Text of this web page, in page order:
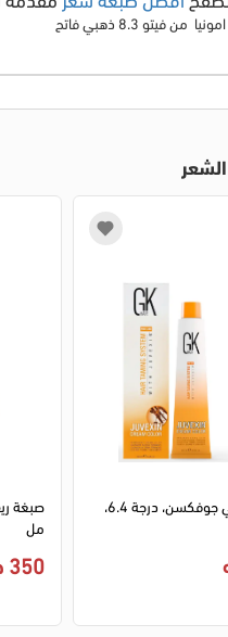
فيتو 8.3 ذهبي فاتح
مل
350 جنيه
صبغه جي كي جوفكسن، درجة 6.4،